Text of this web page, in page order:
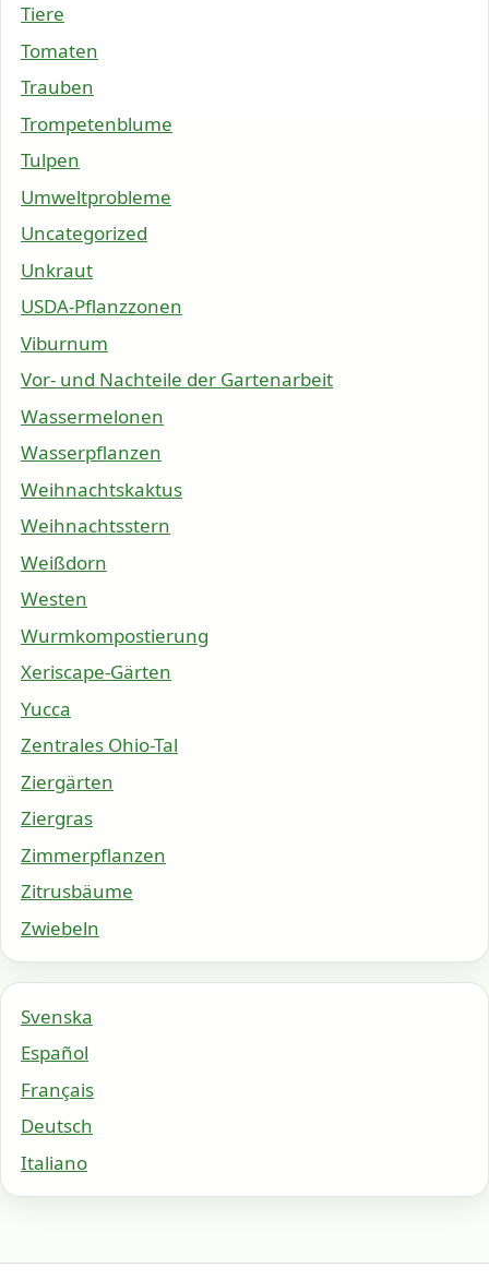
Tiere
Tomaten
Trauben
Trompetenblume
Tulpen
Umweltprobleme
Uncategorized
Unkraut
USDA-Pflanzzonen
Viburnum
Vor- und Nachteile der Gartenarbeit
Wassermelonen
Wasserpflanzen
Weihnachtskaktus
Weihnachtsstern
Weißdorn
Westen
Wurmkompostierung
Xeriscape-Gärten
Yucca
Zentrales Ohio-Tal
Ziergärten
Ziergras
Zimmerpflanzen
Zitrusbäume
Zwiebeln
Svenska
Español
Français
Deutsch
Italiano